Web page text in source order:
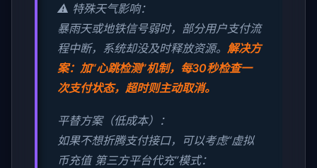
⚠️ 特殊天气影响：
暴雨天或地铁信号弱时，部分用户支付流
程中断，系统却没及时释放资源。 解决方
案：加“心跳检测”机制，每30秒检查一
次支付状态，超时则主动取消。
平替方案（低成本）：
如果不想折腾支付接口，可以考虑“虚拟
币充值 第三方平台代充”模式：